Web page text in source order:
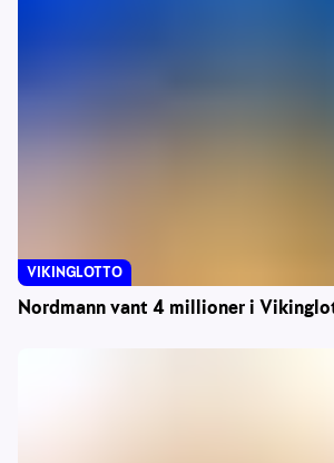
Nordmann vant 4 millioner i
VIKINGLOTTO